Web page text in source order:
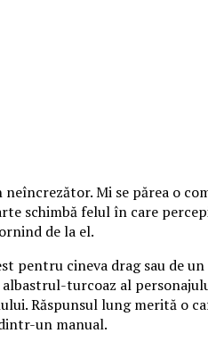
Mi se părea o
schimbă felul în care
de la el.
pentru cineva drag sau de
turcoaz al
Răspunsul lung merită o
un manual.